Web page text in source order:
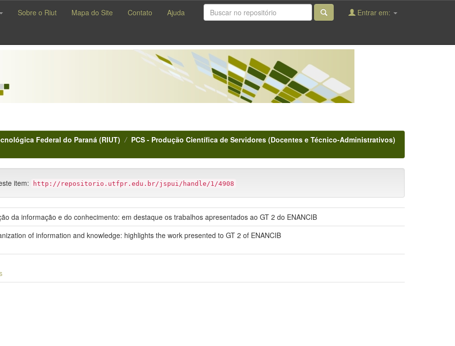
Sobre o Riut Mapa do Site Contato Ajuda Entrar em:
Federal do Paraná (RIUT)
PCS - Produção Científica de Servidores (Docentes e Técnico-Administrativos)
item: http://repositorio.utfpr.edu.br/jspui/handle/1/4908
da informação e do conhecimento: em destaque os trabalhos apresentados ao GT 2 do ENANCIB
of information and knowledge: highlights the work presented to GT 2 of ENANCIB